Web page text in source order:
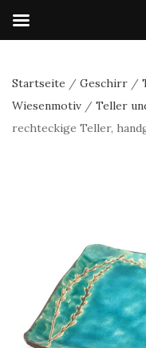
Startseite / Geschirr /
Wiesenmotiv / Teller
rechteckige Teller,